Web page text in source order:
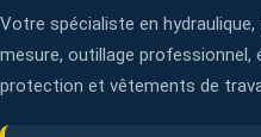
Votre spécialiste en
mesure, outillage professionnel,
protection et vêtements de